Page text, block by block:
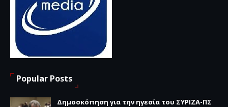
Popular Posts
Δημοσκόπηση για την ηγεσία του ΣΥΡΙΖΑ-ΠΣ